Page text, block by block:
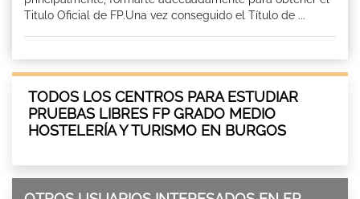
Titulo Oficial de FP.Una vez conseguido el Título de ...
TODOS LOS CENTROS PARA ESTUDIAR
PRUEBAS LIBRES FP GRADO MEDIO
HOSTELERÍA Y TURISMO EN BURGOS